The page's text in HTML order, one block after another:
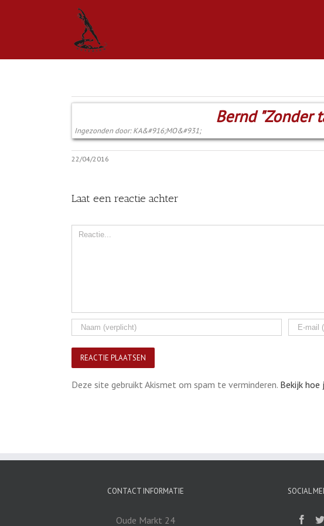
Bernd "Zonder
Ingezonden door: KA&#916;MO&#931;
22/04/2016
Laat een reactie achter
Comment
Deze site gebruikt Akismet om spam te verminderen. Bekijk hoe
CONTACT INFORMATIE
Oude Markt 24
SOCIAL